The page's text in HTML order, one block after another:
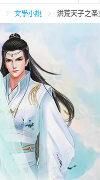
養生保健
運動休閒
化妝保養 情趣用品
文學小說 洪荒天子之